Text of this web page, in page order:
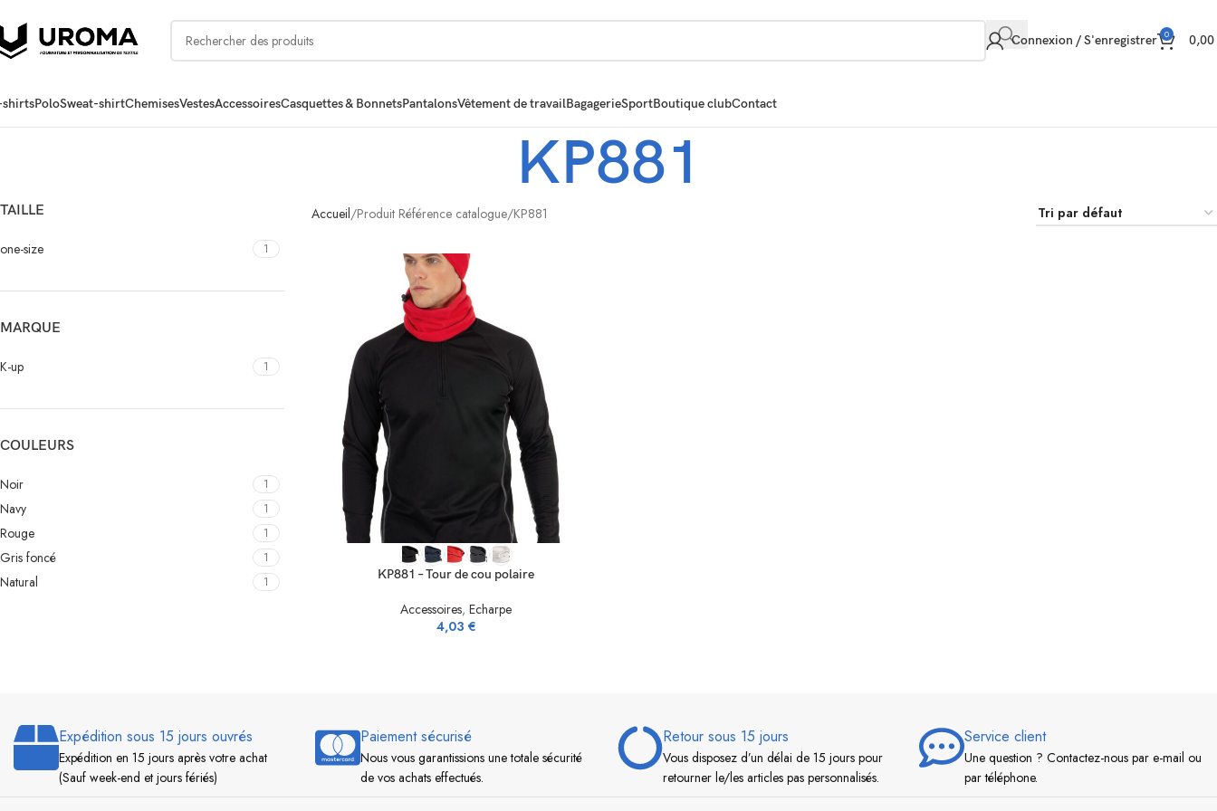
Connexion / S'enregistrer 0 0,00
shirtsPoloSweat-shirtChemisesVestesAccessoiresCasquettes & BonnetsPantalonsVêtement de travailBagagerieSportBoutique clubContact
KP881
TAILLE
one-size 1
MARQUE
K-up 1
COULEURS
Noir 1
Navy 1
Rouge 1
Gris foncé 1
Natural 1
Accueil Produit Référence catalogue KP881
CHOIX DES OPTIONS
KP881 – Tour de cou polaire
Accessoires,Echarpe
4,03 €
Expédition sous 15 jours ouvrés
Expédition en 15 jours après votre achat
(Sauf week-end et jours fériés)
Paiement sécurisé
Nous vous garantissions une totale sécurité
de vos achats effectués.
Retour sous 15 jours
Vous disposez d’un délai de 15 jours pour
retourner le/les articles pas personnalisés.
Service client
Une question ? Contactez-nous par e-mail ou
par téléphone.